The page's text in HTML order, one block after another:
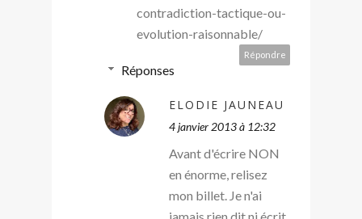
contradiction-tactique-ou-
evolution-raisonnable/
Répondre
Réponses
ELODIE JAUNEAU
4 janvier 2013 à 12:32
Avant d'écrire NON
en énorme, relisez
mon billet. Je n'ai